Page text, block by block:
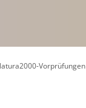
Vorprüfungen